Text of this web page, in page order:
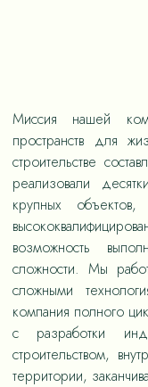
Миссия нашей
пространств для
строительстве
реализовали
крупных
возможность
сложности. Мы
сложными
компания полного
с разработки
строительством,
территории,